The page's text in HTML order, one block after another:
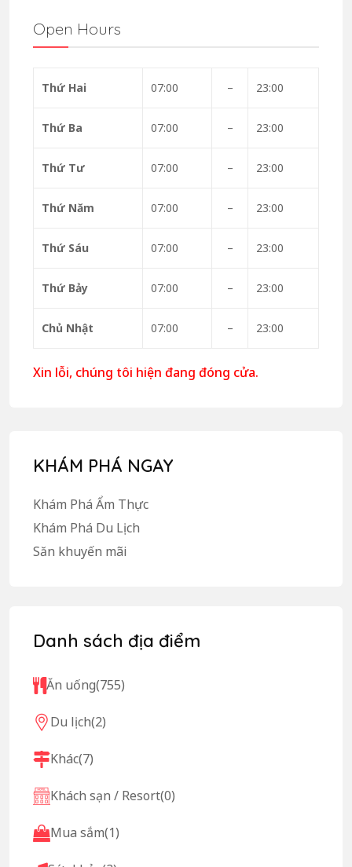
Open Hours
Thứ Hai 07:00 – 23:00
Thứ Ba 07:00 – 23:00
Thứ Tư 07:00 – 23:00
Thứ Năm 07:00 – 23:00
Thứ Sáu 07:00 – 23:00
Thứ Bảy 07:00 – 23:00
Chủ Nhật 07:00 – 23:00
Xin lỗi, chúng tôi hiện đang đóng cửa.
KHÁM PHÁ NGAY
Khám Phá Ẩm Thực
Khám Phá Du Lịch
Săn khuyến mãi
Danh sách địa điểm
Ăn uống(755)
Du lịch(2)
Khác(7)
Khách sạn / Resort(0)
Mua sắm(1)